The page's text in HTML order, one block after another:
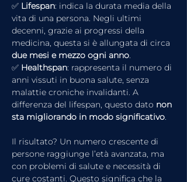
✅ Lifespan: indica la durata media della
vita di una persona. Negli ultimi
decenni, grazie ai progressi della
medicina, questa si è allungata di circa
due mesi e mezzo ogni anno.
✅ Healthspan: rappresenta il numero di
anni vissuti in buona salute, senza
malattie croniche invalidanti. A
differenza del lifespan, questo dato non
sta migliorando in modo significativo.
Il risultato? Un numero crescente di
persone raggiunge l’età avanzata, ma
con problemi di salute e necessità di
cure costanti. Questo significa che la